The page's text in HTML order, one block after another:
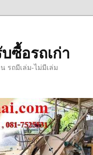
ซื้อรถเก่า
รถมีเล่ม-ไม่มีเล่ม